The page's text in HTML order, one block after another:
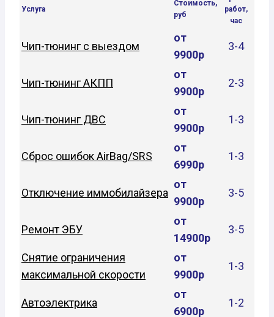
Услуга
Стоимость,
руб
работ,
час
Чип-тюнинг с выездом
от
9900р
3-4
Чип-тюнинг АКПП
от
9900р
2-3
Чип-тюнинг ДВС
от
9900р
1-3
Сброс ошибок AirBag/SRS
от
6990р
1-3
Отключение иммобилайзера
от
9900р
3-5
Ремонт ЭБУ
от
14900р
3-5
Снятие ограничения
максимальной скорости
от
9900р
1-3
Автоэлектрика
от
6900р
1-2